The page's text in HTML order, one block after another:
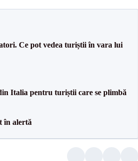
Ce pot vedea turiștii în vara lui
Italia pentru turiștii care se plimbă
în alertă